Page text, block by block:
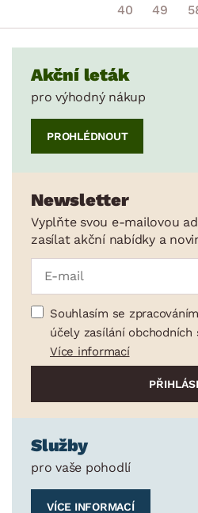
40 49
Akční leták
pro výhodný nákup
PROHLÉDNOUT
Newsletter
Vyplňte svou e-mailovou
zasílat akční nabídky a
Souhlasím se
účely zasílání obchodních
Více informací
Služby
pro vaše pohodlí
VÍCE INFORMACÍ